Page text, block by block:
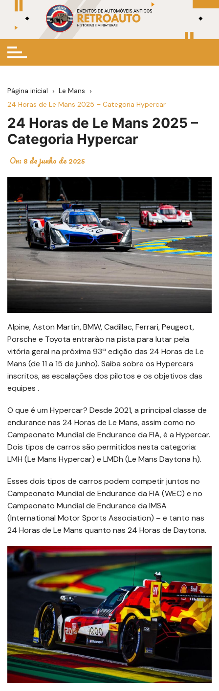
conteúdo
Página inicial
Le Mans
24 Horas de Le Mans 2025 – Categoria Hypercar
24 Horas de Le Mans 2025 –
Categoria Hypercar
On: 8 de junho de 2025
Alpine, Aston Martin, BMW, Cadillac, Ferrari, Peugeot,
Porsche e Toyota entrarão na pista para lutar pela
vitória geral na próxima 93ª edição das 24 Horas de Le
Mans (de 11 a 15 de junho). Saiba sobre os Hypercars
inscritos, as escalações dos pilotos e os objetivos das
equipes .
O que é um Hypercar? Desde 2021, a principal classe de
endurance nas 24 Horas de Le Mans, assim como no
Campeonato Mundial de Endurance da FIA, é a Hypercar.
Dois tipos de carros são permitidos nesta categoria:
LMH (Le Mans Hypercar) e LMDh (Le Mans Daytona h).
Esses dois tipos de carros podem competir juntos no
Campeonato Mundial de Endurance da FIA (WEC) e no
Campeonato Mundial de Endurance da IMSA
(International Motor Sports Association) – e tanto nas
24 Horas de Le Mans quanto nas 24 Horas de Daytona.